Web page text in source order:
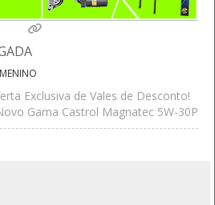
Exclusiva de Vales de Desconto!
Gama Castrol Magnatec 5W-30P